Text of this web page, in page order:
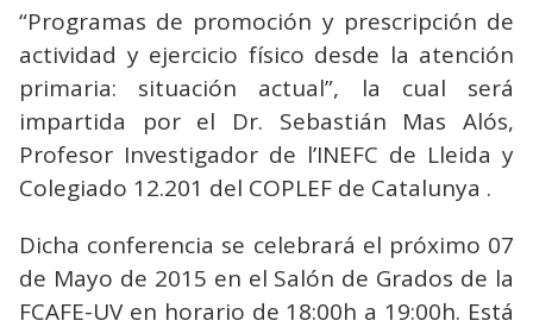
“Programas de promoción y prescripción de
actividad y ejercicio físico desde la atención
primaria: situación actual”, la cual será
impartida por el Dr. Sebastián Mas Alós,
Profesor Investigador de l’INEFC de Lleida y
Colegiado 12.201 del COPLEF de Catalunya .
Dicha conferencia se celebrará el próximo 07
de Mayo de 2015 en el Salón de Grados de la
FCAFE-UV en horario de 18:00h a 19:00h. Está